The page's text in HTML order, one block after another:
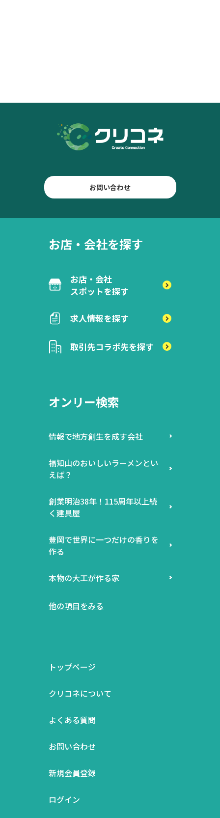
お問い合わせ
お店・会社を探す
お店・会社
スポットを探す
求人情報を探す
取引先コラボ先を探す
オンリー検索
情報で地方創生を成す会社
福知山のおいしいラーメンとい
えば？
創業明治38年！115周年以上続
く建具屋
豊岡で世界に一つだけの香りを
作る
本物の大工が作る家
他の項目をみる
トップページ
クリコネについて
よくある質問
お問い合わせ
新規会員登録
ログイン